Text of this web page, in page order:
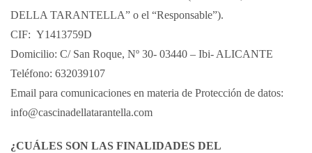
DELLA TARANTELLA” o el “Responsable”).
CIF: Y1413759D
Domicilio: C/ San Roque, Nº 30- 03440 – Ibi- ALICANTE
Teléfono: 632039107
Email para comunicaciones en materia de Protección de datos:
info@cascinadellatarantella.com
¿CUÁLES SON LAS FINALIDADES DEL